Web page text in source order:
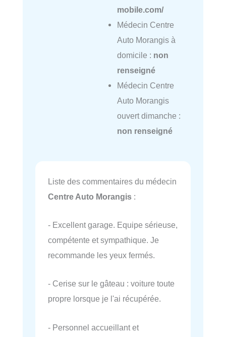
mobile.com/
Médecin Centre
Auto Morangis à
domicile : non
renseigné
Médecin Centre
Auto Morangis
ouvert dimanche :
non renseigné
Liste des commentaires du médecin
Centre Auto Morangis :
- Excellent garage. Equipe sérieuse,
compétente et sympathique. Je
recommande les yeux fermés.
- Cerise sur le gâteau : voiture toute
propre lorsque je l'ai récupérée.
- Personnel accueillant et